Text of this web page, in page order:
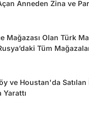
Anneden Zina ve
Mağazası Olan Türk
Tüm
ve Houstan'da
Yarattı